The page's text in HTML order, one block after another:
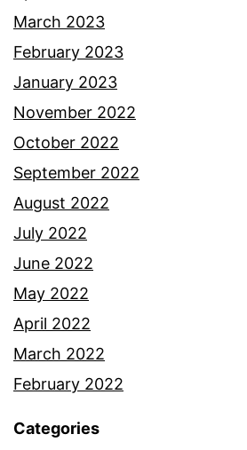
March 2023
February 2023
January 2023
November 2022
October 2022
September 2022
August 2022
July 2022
June 2022
May 2022
April 2022
March 2022
February 2022
Categories